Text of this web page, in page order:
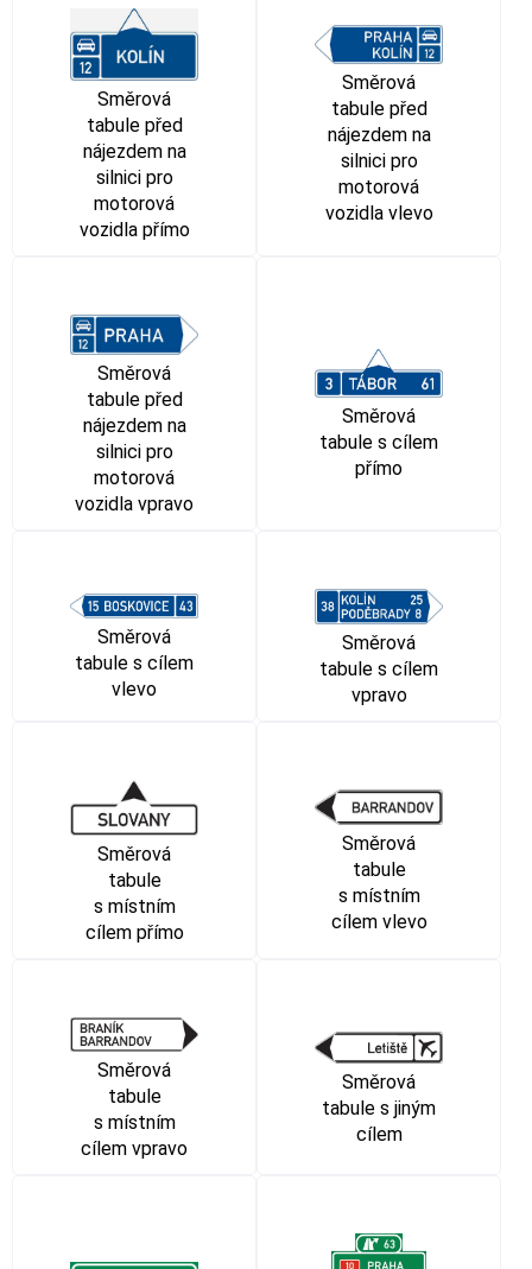
Směrová
tabule před
nájezdem na
silnici pro
motorová
vozidla přímo
Směrová
tabule před
nájezdem na
silnici pro
motorová
vozidla vlevo
Směrová
tabule před
nájezdem na
silnici pro
motorová
vozidla vpravo
Směrová
tabule s cílem
přímo
Směrová
tabule s cílem
vlevo
Směrová
tabule s cílem
vpravo
Směrová
tabule
s místním
cílem přímo
Směrová
tabule
s místním
cílem vlevo
Směrová
tabule
s místním
cílem vpravo
Směrová
tabule s jiným
cílem